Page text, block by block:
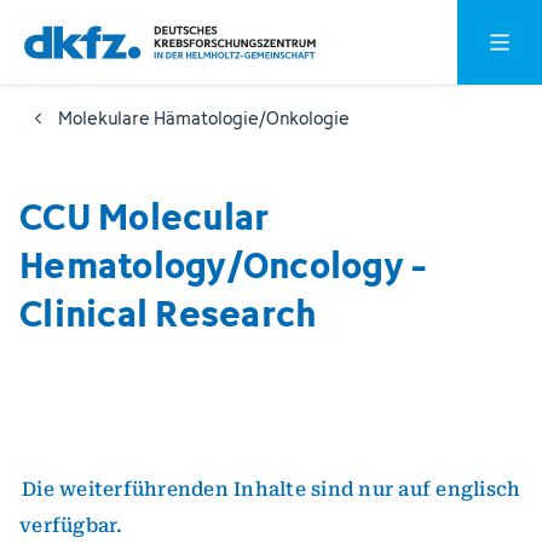
Zum
Hauptinhalt
springen
Zur
Fußzeile
springen
Molekulare Hämatologie/Onkologie
CCU Molecular
Hematology/Oncology -
Clinical Research
Die weiterführenden Inhalte sind nur auf englisch
verfügbar.